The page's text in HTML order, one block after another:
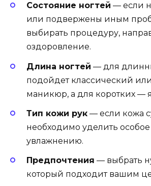
Состояние ногтей — если
или подвержены иным
выбирать процедуру,
оздоровление.
Длина ногтей — для
подойдет классический
маникюр, а для коротких —
Тип кожи рук — если кожа
необходимо уделить
увлажнению.
Предпочтения — выбрать
который подходит вашим